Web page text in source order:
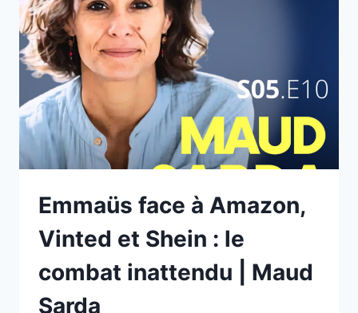
DE
MICROSOFT
ET
GOOGLE
?
EMMA
GHARIANI
Emmaüs face à Amazon,
Vinted et Shein : le
combat inattendu | Maud
Sarda